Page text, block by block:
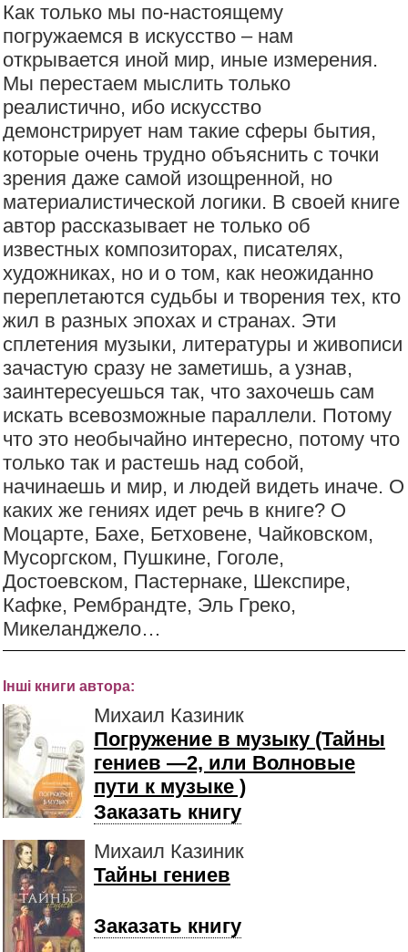
Как только мы по-настоящему
погружаемся в искусство – нам
открывается иной мир, иные измерения.
Мы перестаем мыслить только
реалистично, ибо искусство
демонстрирует нам такие сферы бытия,
которые очень трудно объяснить с точки
зрения даже самой изощренной, но
материалистической логики. В своей книге
автор рассказывает не только об
известных композиторах, писателях,
художниках, но и о том, как неожиданно
переплетаются судьбы и творения тех, кто
жил в разных эпохах и странах. Эти
сплетения музыки, литературы и живописи
зачастую сразу не заметишь, а узнав,
заинтересуешься так, что захочешь сам
искать всевозможные параллели. Потому
что это необычайно интересно, потому что
только так и растешь над собой,
начинаешь и мир, и людей видеть иначе. О
каких же гениях идет речь в книге? О
Моцарте, Бахе, Бетховене, Чайковском,
Мусоргском, Пушкине, Гоголе,
Достоевском, Пастернаке, Шекспире,
Кафке, Рембрандте, Эль Греко,
Микеланджело…
Інші книги автора:
Михаил Казиник
Погружение в музыку (Тайны
гениев —2, или Волновые
пути к музыке )
Заказать книгу
Михаил Казиник
Тайны гениев
Заказать книгу